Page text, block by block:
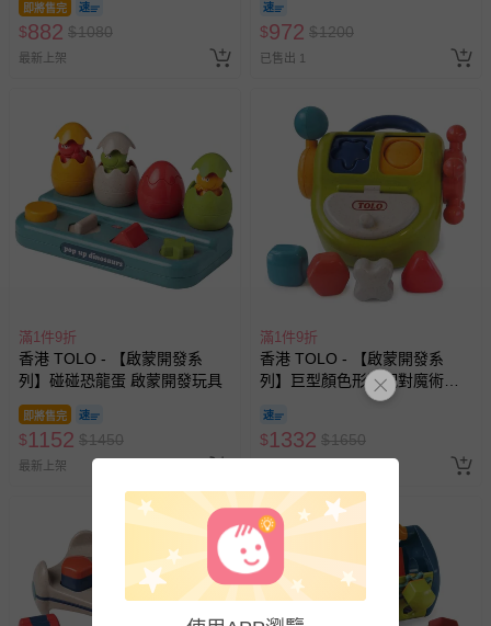
即將售完
$882 $1080
最新上架
$972 $1200
已售出 1
滿1件9折
香港 TOLO - 【啟蒙開發系
列】碰碰恐龍蛋 啟蒙開發玩具
即將售完
$1152 $1450
最新上架
滿1件9折
香港 TOLO - 【啟蒙開發系
列】巨型顏色形狀配對魔術箱
$1332 $1650